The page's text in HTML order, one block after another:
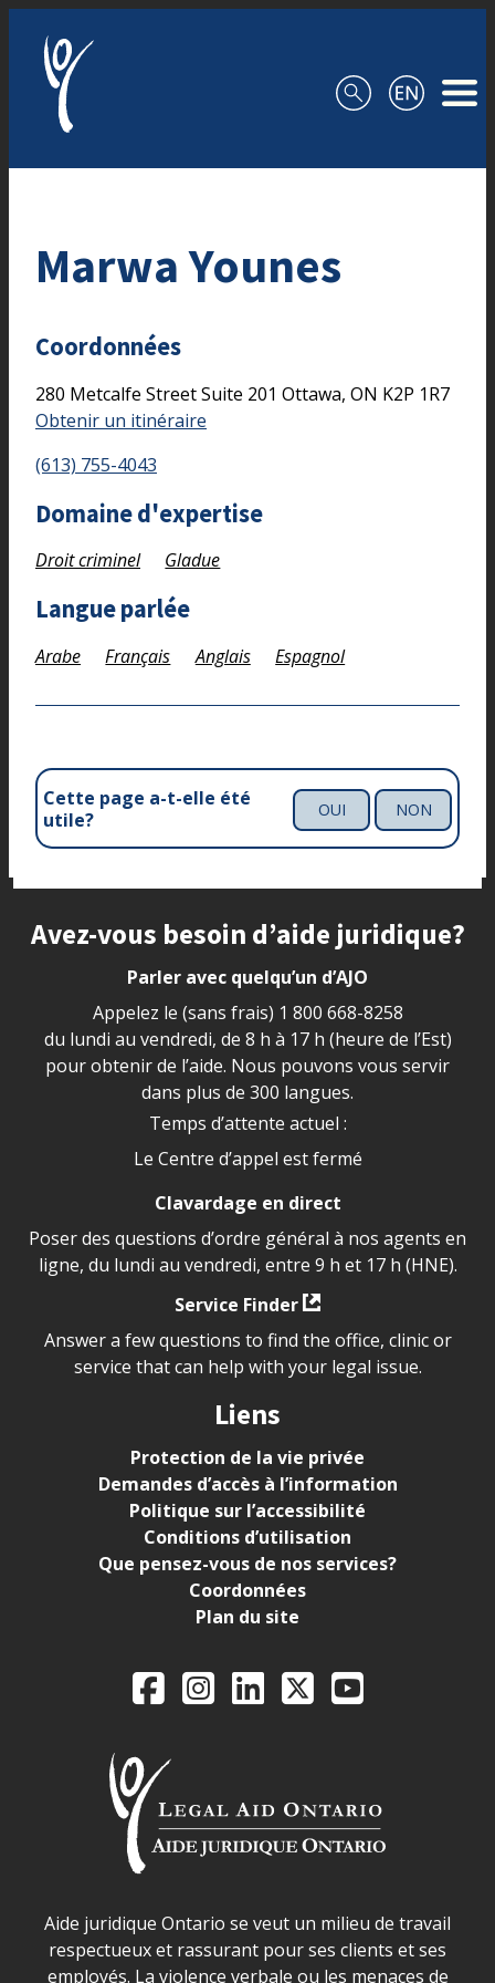
Marwa Younes
Coordonnées
280 Metcalfe StreetSuite 201 Ottawa, ON K2P 1R7
Obtenir un itinéraire
(613) 755-4043
Domaine d'expertise
Droit criminel Gladue
Langue parlée
Arabe Français Anglais Espagnol
Cette page a-t-elle été
utile?
OUI NON
Site footer
Avez-vous besoin d’aide juridique?
Parler avec quelqu’un d’AJO
Appelez le (sans frais) 1 800 668-8258
du lundi au vendredi, de 8 h à 17 h (heure de l’Est)
pour obtenir de l’aide. Nous pouvons vous servir
dans plus de 300 langues.
Temps d’attente actuel :
Le Centre d’appel est fermé
Clavardage en direct
Poser des questions d’ordre général à nos agents en
ligne, du lundi au vendredi, entre 9 h et 17 h (HNE).
Service Finder
Answer a few questions to find the office, clinic or
service that can help with your legal issue.
Liens
Protection de la vie privée
Demandes d’accès à l’information
Politique sur l’accessibilité
Conditions d’utilisation
Que pensez-vous de nos services?
Coordonnées
Plan du site
Legal Aid Ontario
FacebookInstagram
LinkedIn
X YouTube
Déclaration sur la sécurité dans les locaux d'AJO.
Aide juridique Ontario se veut un milieu de travail
respectueux et rassurant pour ses clients et ses
employés. La violence verbale ou les menaces de